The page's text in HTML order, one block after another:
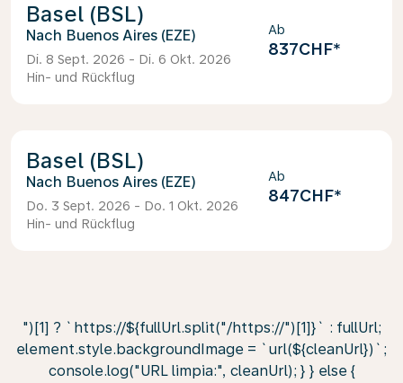
Basel (BSL)
Buenos Aires (EZE)
Di. 8 Sept. 2026 - Di. 6 Okt. 2026
Hin- und Rückflug
Ab
837CHF*
Basel (BSL)
Buenos Aires (EZE)
Do. 3 Sept. 2026 - Do. 1 Okt. 2026
Hin- und Rückflug
Ab
847CHF*
")[1] ? `https://${fullUrl.split("/https://")[1]}` : fullUrl;
element.style.backgroundImage = `url(${cleanUrl})`;
console.log("URL limpia:", cleanUrl); } } else {